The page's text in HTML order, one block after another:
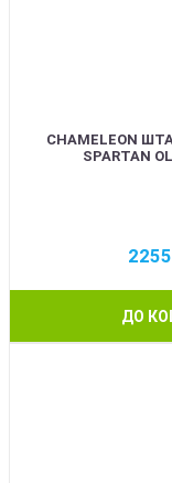
CHAMELEON
SPARTAN
2255
ДО